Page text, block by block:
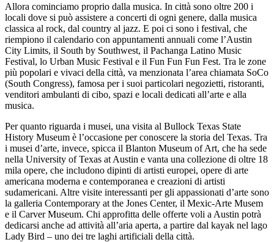
Allora cominciamo proprio dalla musica. In città sono oltre 200 i
locali dove si può assistere a concerti di ogni genere, dalla musica
classica al rock, dal country al jazz. E poi ci sono i festival, che
riempiono il calendario con appuntamenti annuali come l’Austin
City Limits, il South by Southwest, il Pachanga Latino Music
Festival, lo Urban Music Festival e il Fun Fun Fun Fest. Tra le zone
più popolari e vivaci della città, va menzionata l’area chiamata SoCo
(South Congress), famosa per i suoi particolari negozietti, ristoranti,
venditori ambulanti di cibo, spazi e locali dedicati all’arte e alla
musica.
Per quanto riguarda i musei, una visita al Bullock Texas State
History Museum è l’occasione per conoscere la storia del Texas. Tra
i musei d’arte, invece, spicca il Blanton Museum of Art, che ha sede
nella University of Texas at Austin e vanta una collezione di oltre 18
mila opere, che includono dipinti di artisti europei, opere di arte
americana moderna e contemporanea e creazioni di artisti
sudamericani. Altre visite interessanti per gli appassionati d’arte sono
la galleria Contemporary at the Jones Center, il Mexic-Arte Musem
e il Carver Museum. Chi approfitta delle offerte voli a Austin potrà
dedicarsi anche ad attività all’aria aperta, a partire dal kayak nel lago
Lady Bird – uno dei tre laghi artificiali della città.